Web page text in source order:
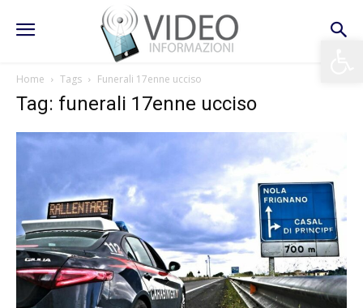
Home Tags Funerali 17enne ucciso
Tag: funerali 17enne ucciso